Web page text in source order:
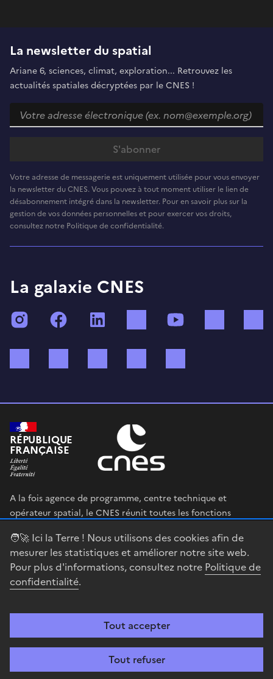
🧑‍🚀 Ici la Terre ! Nous utilisons des cookies afin de
mesurer les statistiques et améliorer notre site web.
Pour plus d'informations, consultez notre Politique de
confidentialité.
Tout accepter
Tout refuser
La newsletter du spatial
Ariane 6, sciences, climat, exploration... Retrouvez les
actualités spatiales décryptées par le CNES !
Votre adresse de messagerie est uniquement utilisée pour vous envoyer
la newsletter du CNES. Vous pouvez à tout moment utiliser le lien de
désabonnement intégré dans la newsletter. Pour en savoir plus sur la
gestion de vos données personnelles et pour exercer vos droits,
consultez notre Politique de confidentialité.
La galaxie CNES
InstagramFacebook TikTok
RÉPUBLIQUE
FRANÇAISE
A la fois agence de programme, centre technique et
opérateur spatial, le CNES réunit toutes les fonctions
en œuvre sa stratégie spatiale.
legifrance.gouv.fr
gouvernement.fr
Accessibilité : partiellement conforme Mentions légales
Gestion des cookies
guyanais